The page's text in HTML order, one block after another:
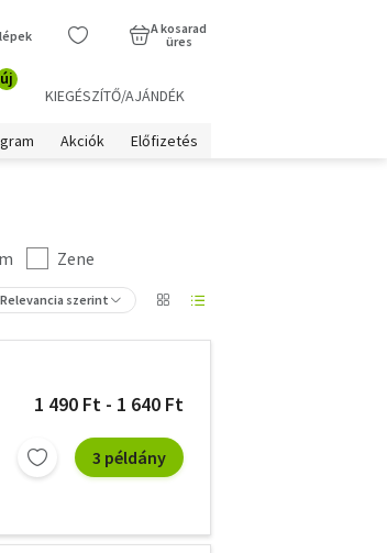
A kosarad
üres
új
KIEGÉSZÍTŐ/AJÁNDÉK
Akciók Előfizetés
Zene
Relevancia szerint
1 490 Ft - 1 640 Ft
3 példány